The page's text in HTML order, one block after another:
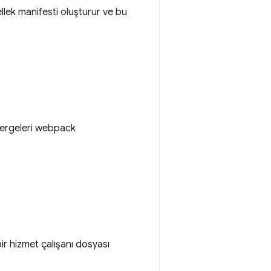
manifesti oluşturur ve bu
webpack
hizmet çalışanı dosyası